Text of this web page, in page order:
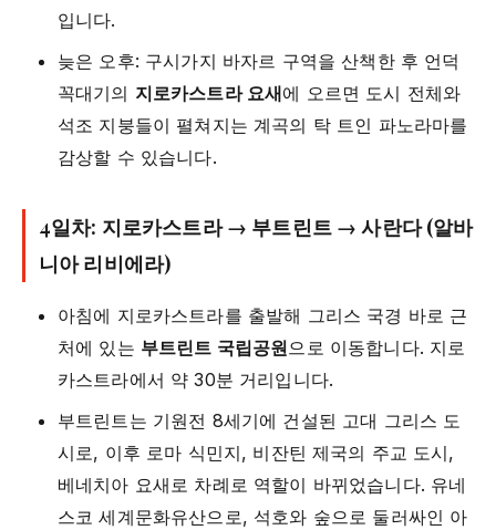
입니다.
늦은 오후: 구시가지 바자르 구역을 산책한 후 언덕
꼭대기의 지로카스트라 요새에 오르면 도시 전체와
석조 지붕들이 펼쳐지는 계곡의 탁 트인 파노라마를
감상할 수 있습니다.
4일차: 지로카스트라 → 부트린트 → 사란다 (알바
니아 리비에라)
아침에 지로카스트라를 출발해 그리스 국경 바로 근
처에 있는 부트린트 국립공원으로 이동합니다. 지로
카스트라에서 약 30분 거리입니다.
부트린트는 기원전 8세기에 건설된 고대 그리스 도
시로, 이후 로마 식민지, 비잔틴 제국의 주교 도시,
베네치아 요새로 차례로 역할이 바뀌었습니다. 유네
스코 세계문화유산으로, 석호와 숲으로 둘러싸인 아